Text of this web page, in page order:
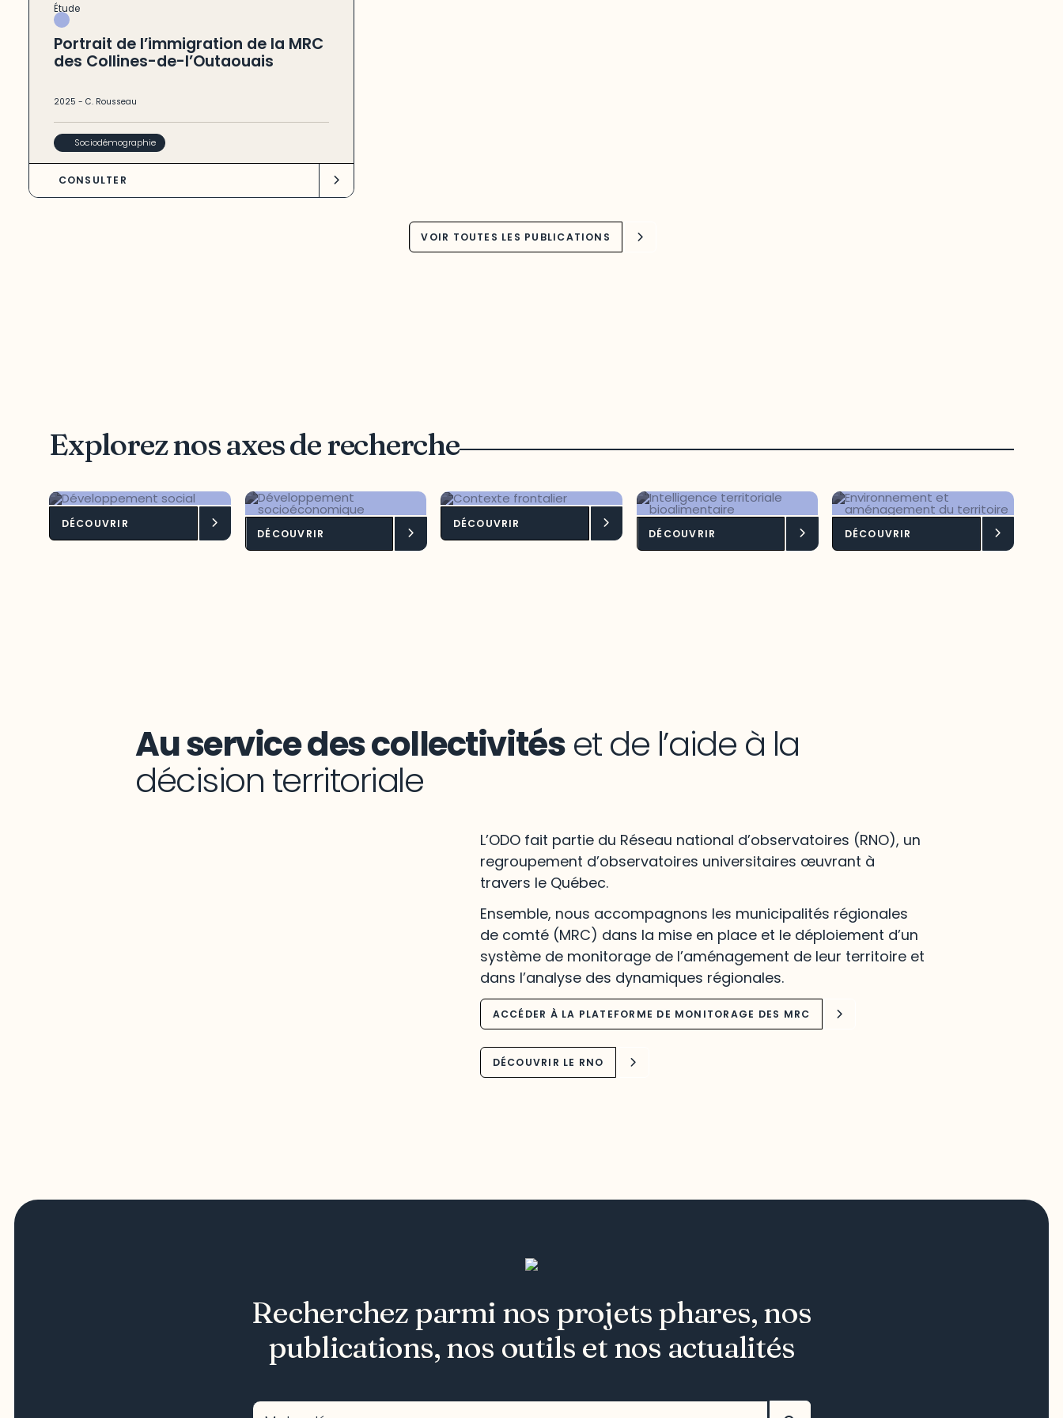
Étude
Portrait de l’immigration de la MRC
des Collines-de-l’Outaouais
2025 - C. Rousseau
Sociodémographie
CONSULTER
VOIR TOUTES LES PUBLICATIONS
Explorez nos axes de recherche
Développement
social
DÉCOUVRIR
Développement
socioéconomique
DÉCOUVRIR Contexte frontalier
DÉCOUVRIR
Intelligence
territoriale
DÉCOUVRIR
Environnement et
aménagement du
DÉCOUVRIR
Au service des collectivitéset de l’aide à la
décision territoriale
L’ODO fait partie du Réseau national d’observatoires (RNO), un
regroupement d’observatoires universitaires œuvrant à
travers le Québec.
Ensemble, nous accompagnons les municipalités régionales
de comté (MRC) dans la mise en place et le déploiement d’un
système de monitorage de l’aménagement de leur territoire et
dans l’analyse des dynamiques régionales.
ACCÉDER À LA PLATEFORME DE MONITORAGE DES MRC
DÉCOUVRIR LE RNO
Recherchez parmi nos projets phares, nos
publications, nos outils et nos actualités